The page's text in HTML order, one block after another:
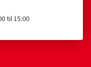
til 15:00